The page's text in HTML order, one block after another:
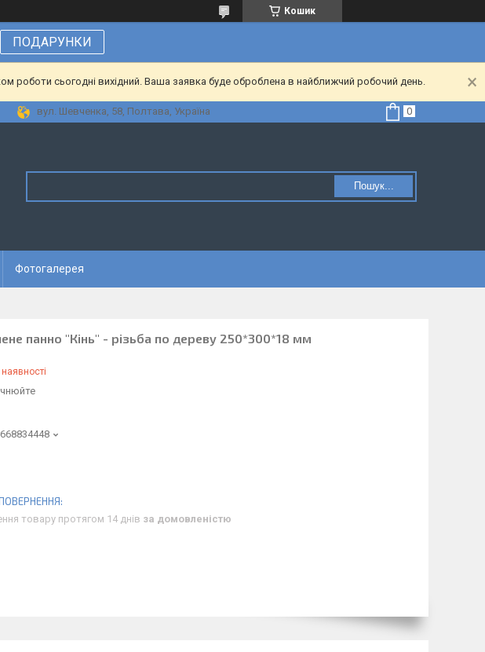
Кошик
ПОДАРУНКИ
роботи сьогодні вихідний. Ваша заявка буде оброблена в найближчий робочий день.
вул. Шевченка, 58, Полтава, Україна
Пошук...
Фотогалерея
панно "Кінь" - різьба по дереву 250*300*18 мм
товару протягом 14 днів за домовленістю